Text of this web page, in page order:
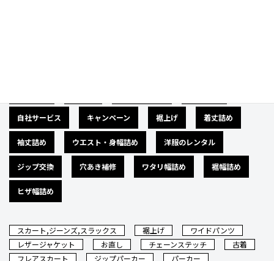
自社サービス キャンペーン 裾上げ 着丈詰め
袖丈詰め ウエスト・身幅詰め 洋服のレンタル
ジップ交換 穴あき補修 ワタリ幅詰め 裾幅詰め
ヒザ幅詰め
スカート,ジーンズ,スラックス 裾上げ
ワイドパンツ
レザージャケット
お直し チェーンステッチ
古着
フレアスカート
ジップパーカー
パーカー